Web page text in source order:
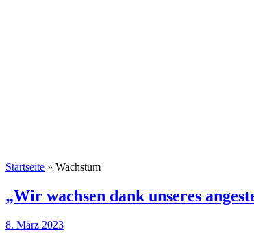
Startseite » Wachstum
„Wir wachsen dank unseres
8. März 2023